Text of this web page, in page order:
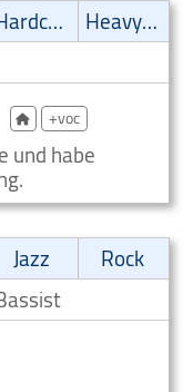
Hardcore
Heavy-Metal
+voc
und habe
Jazz
Rock